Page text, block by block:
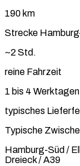
190 km
Strecke
~2 Std.
reine Fahrzeit
1 bis 4 Werktagen
typisches
Typische
Hamburg-Süd /
Dreieck / A39